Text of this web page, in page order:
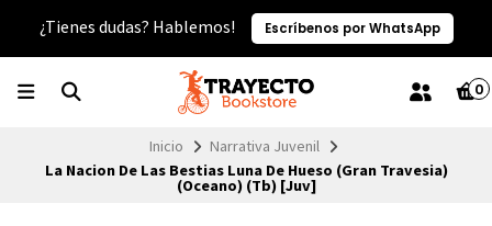
¿Tienes dudas? Hablemos! Escríbenos por WhatsApp
0
Inicio
Narrativa Juvenil
La Nacion De Las Bestias Luna De Hueso (Gran Travesia)
(Oceano) (Tb) [Juv]